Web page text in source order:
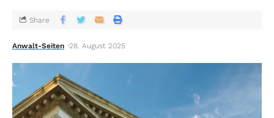
Anwalt-Seiten 28. August 2025
Share